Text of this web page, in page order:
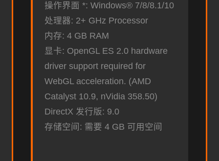
操作界面 *: Windows® 7/8/8.1/10
处理器: 2+ GHz Processor
内存: 4 GB RAM
显卡: OpenGL ES 2.0 hardware
driver support required for
WebGL acceleration. (AMD
Catalyst 10.9, nVidia 358.50)
DirectX 发行版: 9.0
存储空间: 需要 4 GB 可用空间